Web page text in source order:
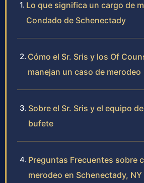
Lo que significa un cargo de
Condado de Schenectady
Cómo el Sr. Sris y los Of
manejan un caso de merodeo
Sobre el Sr. Sris y el equipo
bufete
Preguntas Frecuentes sobre
merodeo en Schenectady, NY